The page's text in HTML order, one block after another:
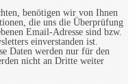
benötigen wir von Ihnen
die uns die Überprüfung
Email-Adresse sind bzw.
einverstanden ist.
Daten werden nur für den
nicht an Dritte weiter